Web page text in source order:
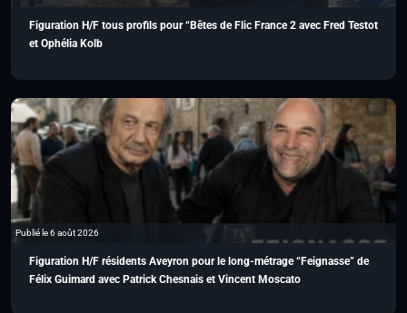
Figuration H/F tous profils pour “Bêtes de Flic France 2 avec Fred Testot
et Ophélia Kolb
Publié le 6 août 2026
Figuration H/F résidents Aveyron pour le long-métrage “Feignasse” de
Félix Guimard avec Patrick Chesnais et Vincent Moscato